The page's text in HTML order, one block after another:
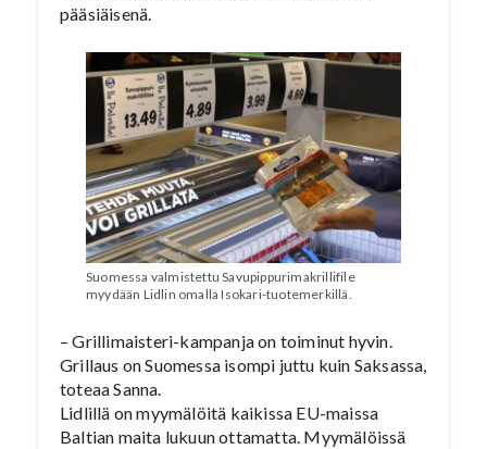
pääsiäisenä.
Suomessa valmistettu Savupippurimakrillifile
myydään Lidlin omalla Isokari-tuotemerkillä.
– Grillimaisteri-kampanja on toiminut hyvin.
Grillaus on Suomessa isompi juttu kuin Saksassa,
toteaa Sanna.
Lidlillä on myymälöitä kaikissa EU-maissa
Baltian maita lukuun ottamatta. Myymälöissä